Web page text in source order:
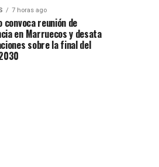
7 horas ago
reunión de
en Marruecos y desata
sobre la final del